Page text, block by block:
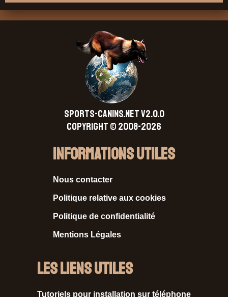
SPORTS-CANINS.NET V2.0.0
Copyright © 2008-2026
Informations Utiles
Nous contacter
Politique relative aux cookies
Politique de confidentialité
Mentions Légales
Les liens utiles
Tutoriels pour installation sur téléphone